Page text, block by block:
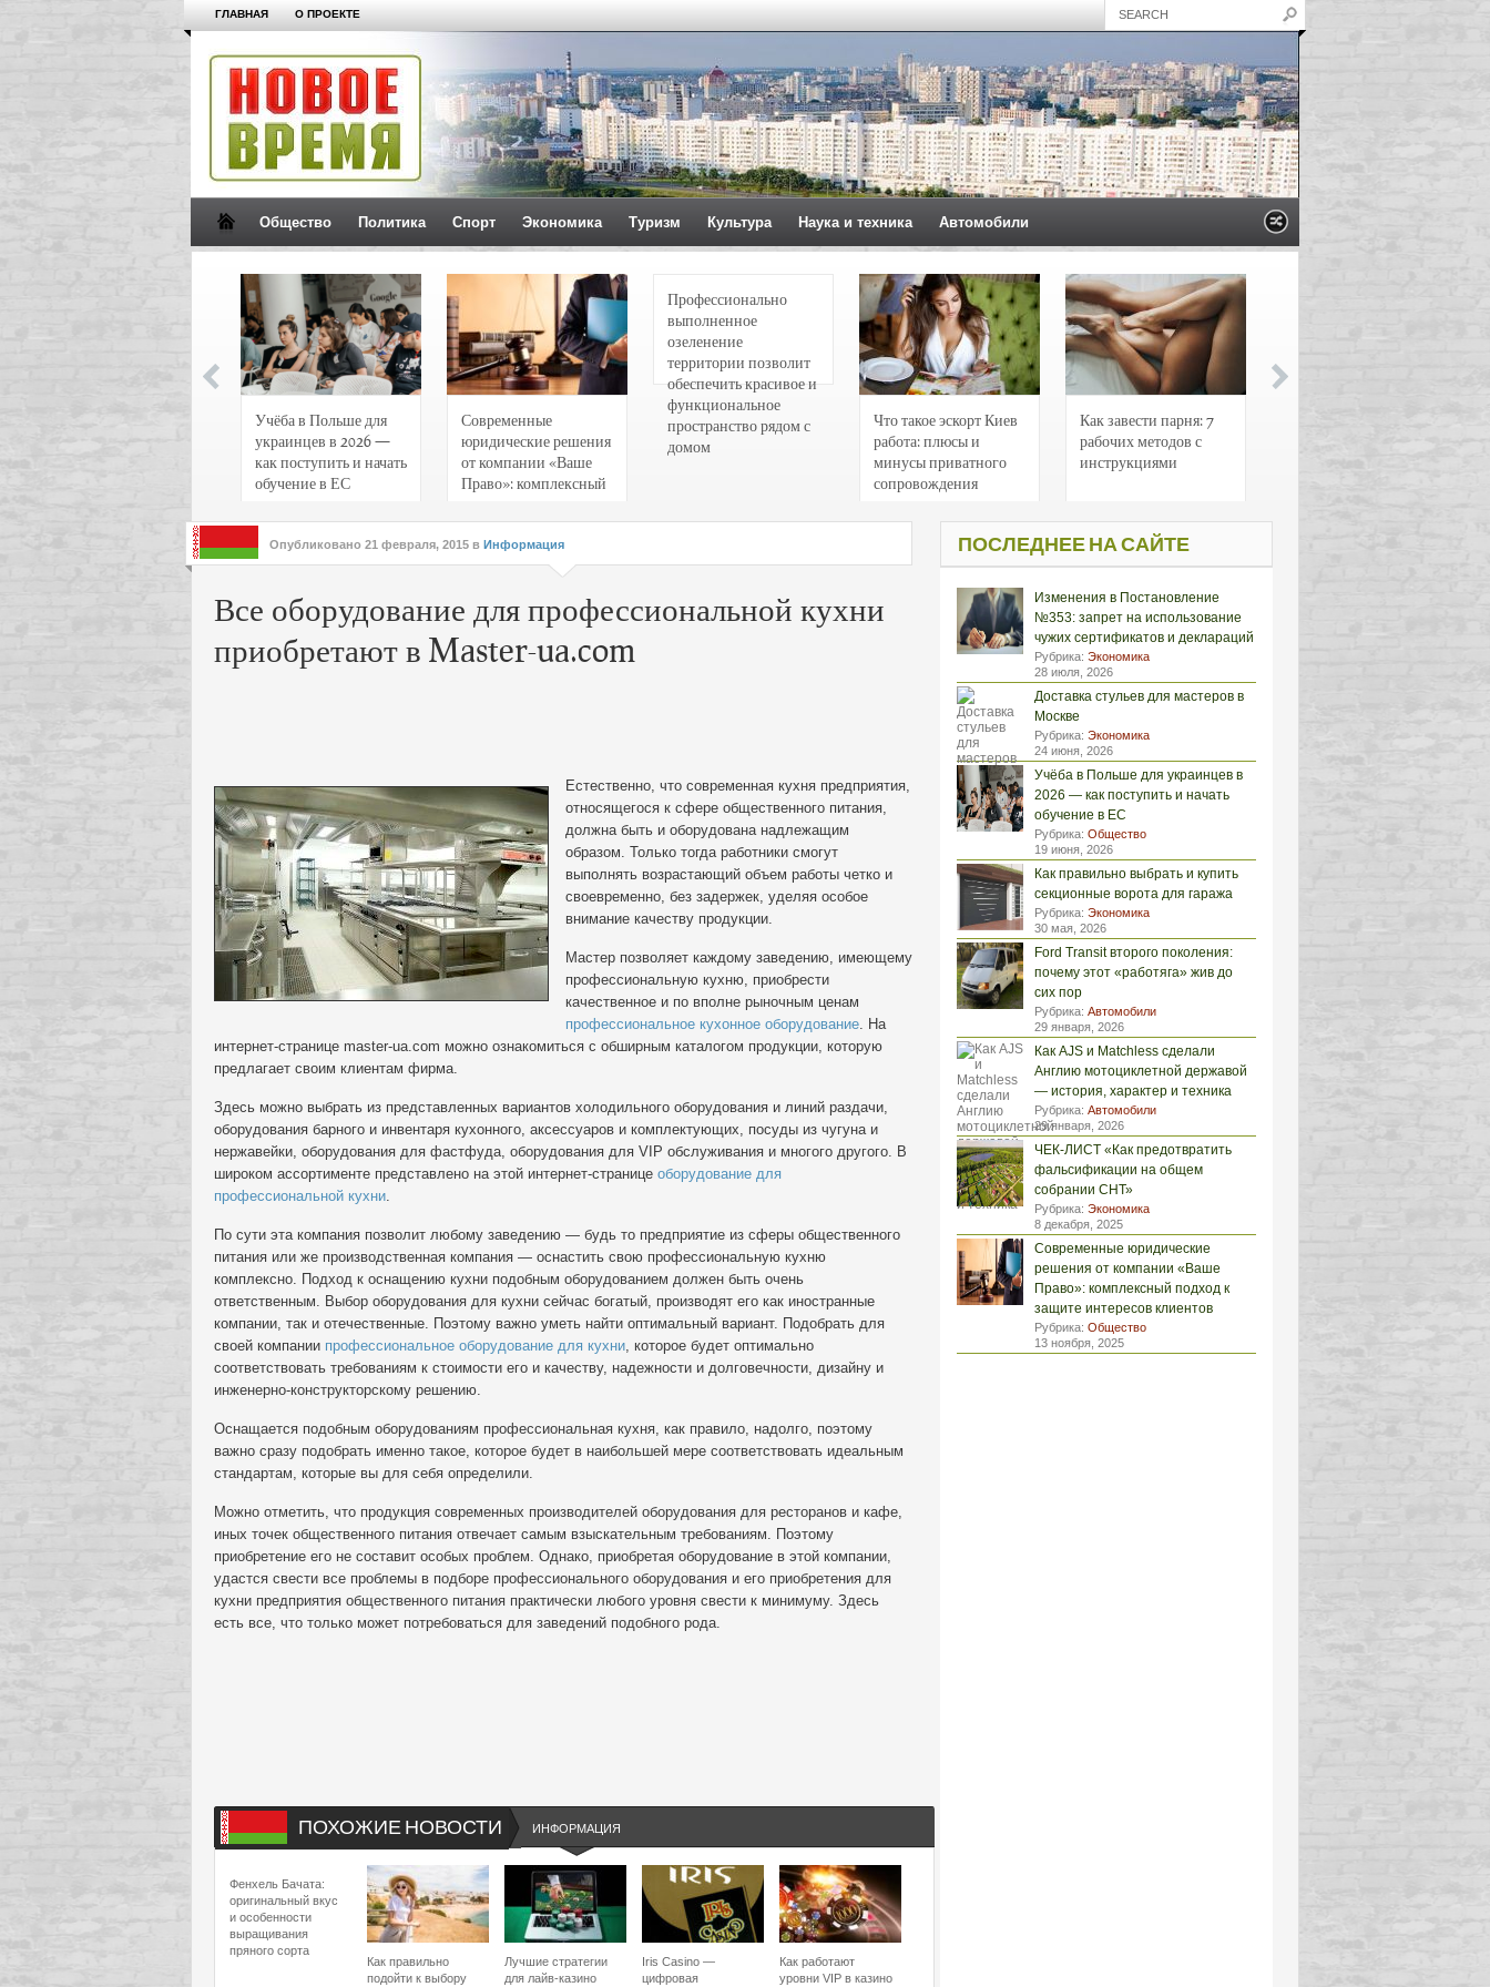
ГЛАВНАЯ О ПРОЕКТЕ
Общество Политика Спорт Экономика Туризм Культура Наука и техника Автомобили
Учёба в Польше для
украинцев в 2026 —
как поступить и начать
обучение в ЕС
Современные
юридические решения
от компании «Ваше
Право»: комплексный
интересов клиентов
Профессионально
выполненное
озеленение
территории позволит
обеспечить красивое и
функциональное
пространство рядом с
домом
Что такое эскорт Киев
работа: плюсы и
минусы приватного
сопровождения
Как завести парня: 7
рабочих методов с
инструкциями
Опубликовано 21 февраля, 2015 в Информация
Все оборудование для профессиональной кухни
приобретают в Master-ua.com
Естественно, что современная кухня предприятия,
относящегося к сфере общественного питания,
должна быть и оборудована надлежащим
образом. Только тогда работники смогут
выполнять возрастающий объем работы четко и
своевременно, без задержек, уделяя особое
внимание качеству продукции.
Мастер позволяет каждому заведению, имеющему
профессиональную кухню, приобрести
качественное и по вполне рыночным ценам
профессиональное кухонное оборудование. На
интернет-странице master-ua.com можно ознакомиться с обширным каталогом продукции, которую
предлагает своим клиентам фирма.
Здесь можно выбрать из представленных вариантов холодильного оборудования и линий раздачи,
оборудования барного и инвентаря кухонного, аксессуаров и комплектующих, посуды из чугуна и
нержавейки, оборудования для фастфуда, оборудования для VIP обслуживания и многого другого. В
широком ассортименте представлено на этой интернет-странице оборудование для
профессиональной кухни.
По сути эта компания позволит любому заведению — будь то предприятие из сферы общественного
питания или же производственная компания — оснастить свою профессиональную кухню
комплексно. Подход к оснащению кухни подобным оборудованием должен быть очень
ответственным. Выбор оборудования для кухни сейчас богатый, производят его как иностранные
компании, так и отечественные. Поэтому важно уметь найти оптимальный вариант. Подобрать для
своей компании профессиональное оборудование для кухни, которое будет оптимально
соответствовать требованиям к стоимости его и качеству, надежности и долговечности, дизайну и
инженерно-конструкторскому решению.
Оснащается подобным оборудованиям профессиональная кухня, как правило, надолго, поэтому
важно сразу подобрать именно такое, которое будет в наибольшей мере соответствовать идеальным
стандартам, которые вы для себя определили.
Можно отметить, что продукция современных производителей оборудования для ресторанов и кафе,
иных точек общественного питания отвечает самым взыскательным требованиям. Поэтому
приобретение его не составит особых проблем. Однако, приобретая оборудование в этой компании,
удастся свести все проблемы в подборе профессионального оборудования и его приобретения для
кухни предприятия общественного питания практически любого уровня свести к минимуму. Здесь
есть все, что только может потребоваться для заведений подобного рода.
ПОХОЖИЕ НОВОСТИ ИНФОРМАЦИЯ
Фенхель Бачата:
оригинальный вкус
и особенности
выращивания
пряного сорта
Как правильно
подойти к выбору
Лучшие стратегии
для лайв-казино
Iris Casino —
цифровая
Как работают
уровни VIP в казино
ПОСЛЕДНЕЕ НА САЙТЕ
Изменения в Постановление
№353: запрет на использование
чужих сертификатов и деклараций
Рубрика: Экономика
28 июля, 2026
Доставка стульев для мастеров в
Москве
Рубрика: Экономика
24 июня, 2026
Учёба в Польше для украинцев в
2026 — как поступить и начать
обучение в ЕС
Рубрика: Общество
19 июня, 2026
Как правильно выбрать и купить
секционные ворота для гаража
Рубрика: Экономика
30 мая, 2026
Ford Transit второго поколения:
почему этот «работяга» жив до
сих пор
Рубрика: Автомобили
29 января, 2026
Как AJS и Matchless сделали
Англию мотоциклетной державой
— история, характер и техника
Рубрика: Автомобили
29 января, 2026
ЧЕК-ЛИСТ «Как предотвратить
фальсификации на общем
собрании СНТ»
Рубрика: Экономика
8 декабря, 2025
Современные юридические
решения от компании «Ваше
Право»: комплексный подход к
защите интересов клиентов
Рубрика: Общество
13 ноября, 2025